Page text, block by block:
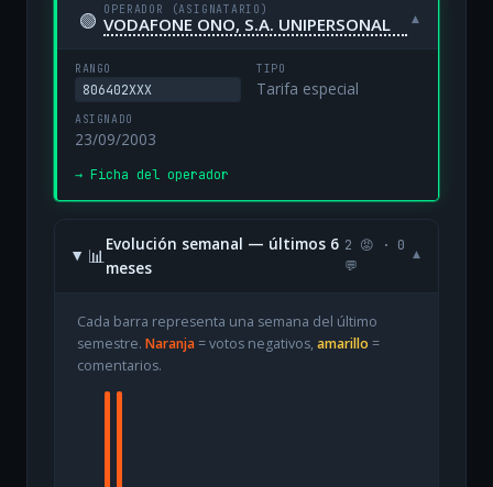
🟢 OPERADOR (ASIGNATARIO)
VODAFONE ONO, S.A. UNIPERSONAL ▾
RANGO
806402XXX
TIPO
Tarifa especial
ASIGNADO
23/09/2003
→ Ficha del operador
📊
Evolución semanal — últimos 6
meses
2 😡 · 0
💬
▾
Cada barra representa una semana del último
semestre. Naranja= votos negativos, amarillo =
comentarios.